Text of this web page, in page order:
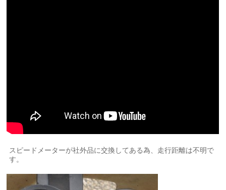
スピードメーターが社外品に交換してある為、走行距離は不明で
す。